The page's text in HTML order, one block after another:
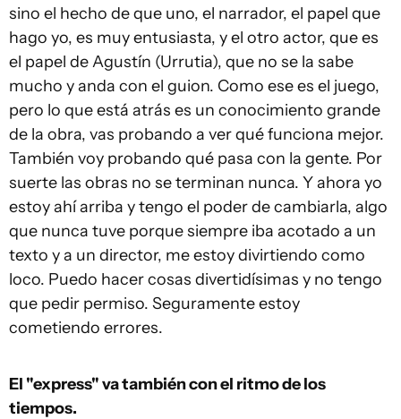
sino el hecho de que uno, el narrador, el papel que
hago yo, es muy entusiasta, y el otro actor, que es
el papel de Agustín (Urrutia), que no se la sabe
mucho y anda con el guion. Como ese es el juego,
pero lo que está atrás es un conocimiento grande
de la obra, vas probando a ver qué funciona mejor.
También voy probando qué pasa con la gente. Por
suerte las obras no se terminan nunca. Y ahora yo
estoy ahí arriba y tengo el poder de cambiarla, algo
que nunca tuve porque siempre iba acotado a un
texto y a un director, me estoy divirtiendo como
loco. Puedo hacer cosas divertidísimas y no tengo
que pedir permiso. Seguramente estoy
cometiendo errores.
El "express" va también con el ritmo de los
tiempos.